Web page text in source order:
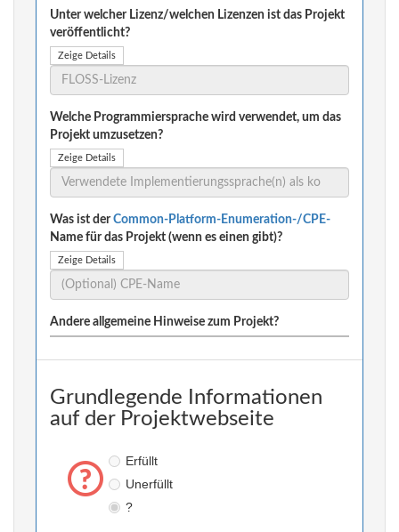
Unter welcher Lizenz/welchen Lizenzen ist das Projekt
veröffentlicht?
Zeige Details
Welche Programmiersprache wird verwendet, um das
Projekt umzusetzen?
Zeige Details
Was ist derCommon-Platform-Enumeration-/CPE-
Name für das Projekt (wenn es einen gibt)?
Zeige Details
Andere allgemeine Hinweise zum Projekt?
Grundlegende Informationen
auf der Projektwebseite
Erfüllt
Unerfüllt
?